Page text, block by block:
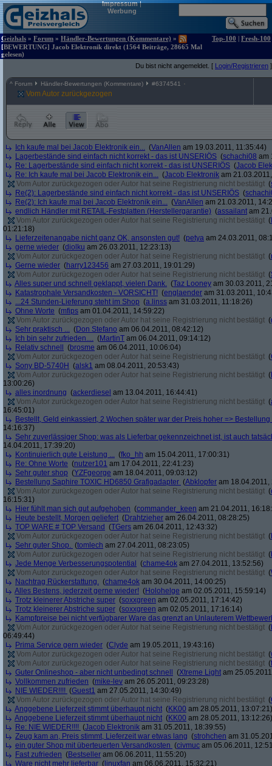
Impressum|
Werbung
Geizhals » Forum » Händler-Bewertungen (Kommentare) »
[BEWERTUNG] Jacob Elektronik direkt (1564 Beiträge, 28665 Mal
gelesen)
Top-100 | Fresh-100
Du bist nicht angemeldet. [ Login/Registrieren ]
^ Forum Händler-Bewertungen (Kommentare) #6374541
Vom Autor zurückgezogen
Ich kaufe mal bei Jacob Elektronik ein... (VanAllen am 19.03.2011, 11:35:44)
Lagerbestände sind einfach nicht korrekt - das ist UNSERIÖS (schachi08 am
Re: Lagerbestände sind einfach nicht korrekt - das ist UNSERIÖS (Jacob
Re: Ich kaufe mal bei Jacob Elektronik ein... (Jacob Elektronik am
Vom Autor zurückgezogen oder Autor hat seine Registrierung nicht bestätigt (
Re(2): Lagerbestände sind einfach nicht korrekt - das ist UNSERIÖS (
Re(2): Ich kaufe mal bei Jacob Elektronik ein... (VanAllen am 21.03.2011,
endlich Händler mit RETAIL-Festplatten (Herstellergarantie) (assailant am
Vom Autor zurückgezogen oder Autor hat seine Registrierung nicht bestätigt (
01:21:18)
Lieferzeitenangabe nicht ganz OK, ansonsten gut! (petya am 24.03.2011,
gerne wieder (diolku am 26.03.2011, 12:23:13)
Vom Autor zurückgezogen oder Autor hat seine Registrierung nicht bestätigt (
Gerne wieder (harry123456 am 27.03.2011, 19:01:29)
Vom Autor zurückgezogen oder Autor hat seine Registrierung nicht bestätigt (
Alles super und schnell geklappt, vielen Dank. (Taz Looney am 30.03.2011,
Katastrophale Versandkosten - VORSICHT! (englaender am 31.03.2011,
...24 Stunden-Lieferung steht im Shop (a.linss am 31.03.2011, 11:18:26)
Ohne Worte (mfips am 01.04.2011, 14:59:22)
Vom Autor zurückgezogen oder Autor hat seine Registrierung nicht bestätigt (
Sehr praktisch ... (Don Stefano am 06.04.2011, 08:42:12)
Ich bin sehr zufrieden.... (MartinT am 06.04.2011, 09:14:12)
Relativ schnell
(brosme am 06.04.2011, 10:06:04)
Vom Autor zurückgezogen oder Autor hat seine Registrierung nicht bestätigt (
Sony BD-5740H (alsk1 am 08.04.2011, 20:53:43)
Vom Autor zurückgezogen oder Autor hat seine Registrierung nicht bestätigt (
13:00:26)
alles inordnung (ackerdiesel am 13.04.2011, 16:44:41)
Vom Autor zurückgezogen oder Autor hat seine Registrierung nicht bestätigt (
16:45:01)
Bestellt, Geld einkassiert, 2 Wochen später war der Preis hoher => Bestellung
14:16:37)
Sehr zuverlässiger Shop: was als Lieferbar gekennzeichnet ist, ist auch
14.04.2011, 17:39:20)
Kontinuierlich gute Leistung ... (fko_hh am 15.04.2011, 17:00:31)
Re: Ohne Worte (nutzer101 am 17.04.2011, 22:41:23)
Sehr guter shop (YZFgeorge am 18.04.2011, 09:03:12)
Bestellung Saphire TOXIC HD6850 Grafigadapter (Abklopfer am 18.04.2011,
Vom Autor zurückgezogen oder Autor hat seine Registrierung nicht bestätigt (
16:15:31)
Hier fühlt man sich gut aufgehoben (commander_keen am 21.04.2011,
Heute bestellt, Morgen geliefert (Drahtzieher am 26.04.2011, 08:28:25)
TOP WARE # TOP Versand (TGers am 26.04.2011, 12:43:32)
Vom Autor zurückgezogen oder Autor hat seine Registrierung nicht bestätigt (
Sehr guter Shop. (tomlech am 27.04.2011, 08:23:05)
Vom Autor zurückgezogen oder Autor hat seine Registrierung nicht bestätigt (
Jede Menge Verbesserungspotential
(chame4ok am 27.04.2011, 13:52:56)
Vom Autor zurückgezogen oder Autor hat seine Registrierung nicht bestätigt (
Nachtrag Rückerstattung. (chame4ok am 30.04.2011, 14:00:25)
Alles Bestens, jederzeit gerne wieder! (Holohelge am 02.05.2011, 15:59:14)
Trotz kleinerer Abstriche super (soxxgreen am 02.05.2011, 17:14:42)
Trotz kleinerer Abstriche super (soxxgreen am 02.05.2011, 17:16:14)
Kampfpreise bei nicht verfügbarer Ware das grenzt an Unlauterem
Vom Autor zurückgezogen oder Autor hat seine Registrierung nicht bestätigt (
06:49:44)
Prima Service gern wieder (Clyde am 19.05.2011, 19:43:16)
Vom Autor zurückgezogen oder Autor hat seine Registrierung nicht bestätigt (
Vom Autor zurückgezogen oder Autor hat seine Registrierung nicht bestätigt (
Guter Onlineshop - aber nicht unbedingt schnell
(Xtreme Light am
Vollkommen zufrieden (mike-lev am 26.05.2011, 09:23:28)
NIE WIEDER!!!! (Guest1 am 27.05.2011, 14:30:49)
Vom Autor zurückgezogen oder Autor hat seine Registrierung nicht bestätigt (
Anggebene Lieferzeit stimmt überhaupt nicht (KK00 am 28.05.2011, 13:07:21)
Anggebene Lieferzeit stimmt überhaupt nicht (KK00 am 28.05.2011, 13:12:26)
Re: NIE WIEDER!!!! (Jacob Elektronik am 31.05.2011, 18:39:55)
Zeug kam an, Preis stimmt, Lieferzeit war etwas lang (strohchen am
ein guter Shop mit überteuerten Versandkosten (civmuc am 05.06.2011,
Fast zufrieden (Bestseller am 06.06.2011, 11:55:20)
Ware nicht mehr lieferbar ( linuxfan am 06.06.2011, 15:32:21)